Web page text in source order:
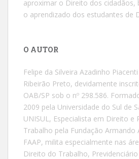
aproximar o Direito dos cidadãos,
o aprendizado dos estudantes de
O AUTOR
Felipe da Silveira Azadinho
Ribeirão Preto, devidamente
OAB/SP sob o nº 298.586.
2009 pela Universidade do Sul de
UNISUL, Especialista em Direito e
Trabalho pela Fundação Armando
FAAP, milita especialmente nas
Direito do Trabalho, Previdenciário